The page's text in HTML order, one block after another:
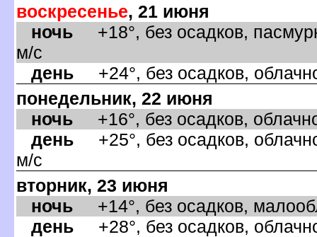
оскресенье, 21 июня
ночь +18°, без осадков,
м/с
день +24°, без осадков,
понедельник, 22 июня
ночь +16°, без осадков,
день +25°, без осадков,
м/с
торник, 23 июня
ночь +14°, без осадков,
день +28°, без осадков,